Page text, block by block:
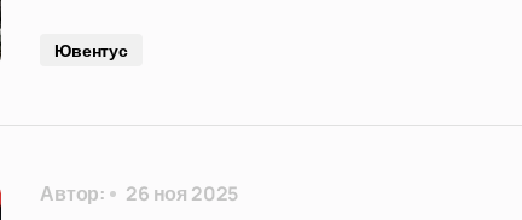
Ювентус
Автор: 26 ноя 2025